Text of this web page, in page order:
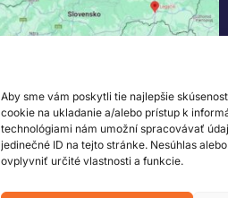
Aby sme vám poskytli tie najlepšie
cookie na ukladanie a/alebo prístup k
technológiami nám umožní spracovávať
jedinečné ID na tejto stránke. Nesúhlas
ovplyvniť určité vlastnosti a funkcie.